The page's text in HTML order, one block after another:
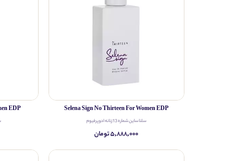
Selena Sign No Thirteen For Women EDP
سلنا ساین شماره 13 زنانه ادوپرفیوم
۵,۸۸۸,۰۰۰ تومان
EDP